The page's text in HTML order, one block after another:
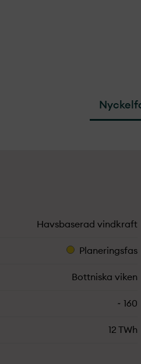
Havsbaserad vindkraft
Planeringsfas
Bottniska viken
~ 160
12 TWh